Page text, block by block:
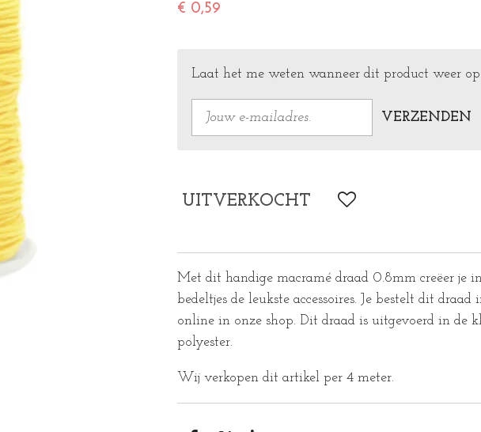
€ 0,59
Laat het me weten wanneer dit product weer
VERZENDEN
UITVERKOCHT
Met dit handige macramé draad 0.8mm creëer je
bedeltjes de leukste accessoires. Je bestelt dit
online in onze shop. Dit draad is uitgevoerd in de
polyester.
Wij verkopen dit artikel per 4 meter.